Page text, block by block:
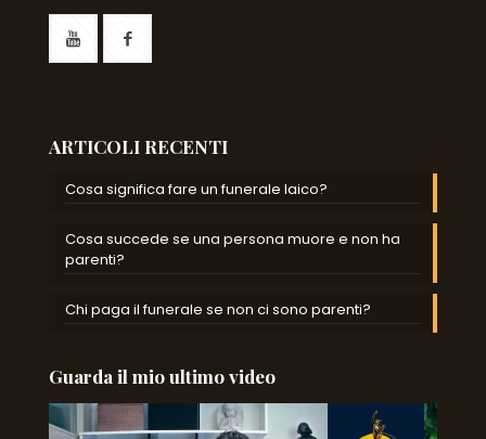
ARTICOLI RECENTI
Cosa significa fare un funerale laico?
Cosa succede se una persona muore e non ha
parenti?
Chi paga il funerale se non ci sono parenti?
Guarda il mio ultimo video